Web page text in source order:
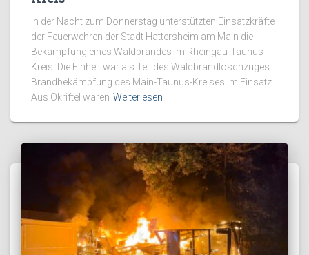
In der Nacht zum Donnerstag unterstützten Einsatzkräfte
der Feuerwehren der Stadt Hattersheim am Main die
Bekämpfung eines Waldbrandes im Rheingau-Taunus-
Kreis. Die Einheit war als Teil des Waldbrandlöschzuges
Brandbekämpfung des Main-Taunus-Kreises im Einsatz.
Aus Okriftel waren Weiterlesen